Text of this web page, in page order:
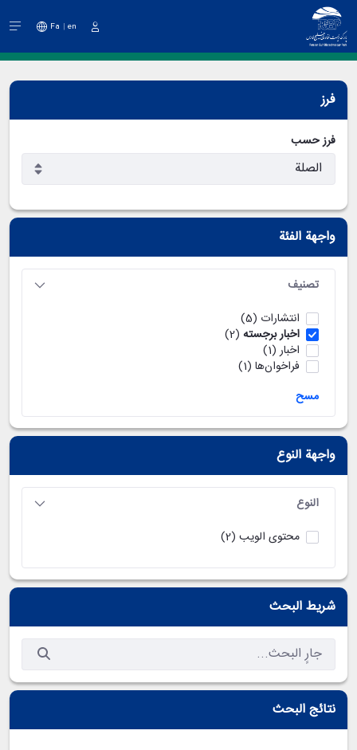
Fa en
فرز
فرز حسب
واجهة الفئة
تصنيف
انتشارات (5)
اخبار برجسته (2)
اخبار (1)
فراخوان‌ها (1)
مسح
واجهة النوع
النوع
محتوى الويب (2)
شريط البحث
نتائج البحث